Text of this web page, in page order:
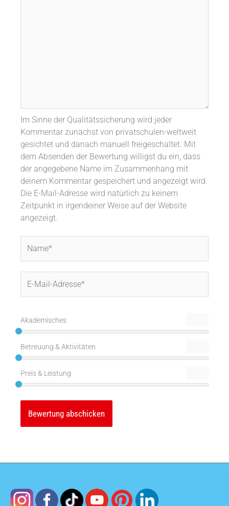
Im Sinne der Qualitätssicherung wird jeder
Kommentar zunächst von privatschulen-weltweit
gesichtet und danach manuell freigeschaltet. Mit
dem Absenden der Bewertung willigst du ein, dass
der angegebene Name im Zusammenhang mit
deinem Kommentar gespeichert und angezeigt wird.
Die E-Mail-Adresse wird natürlich zu keinem
Zeitpunkt in irgendeiner Weise auf der Website
angezeigt.
Mail-
Akademisches
Betreuung & Aktivitäten
Preis & Leistung